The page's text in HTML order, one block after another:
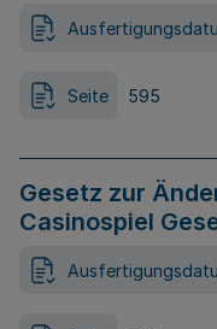
Seite 595
Gesetz zur
Casinospiel